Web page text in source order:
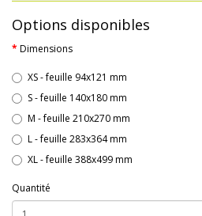
Options disponibles
Dimensions
XS - feuille 94x121 mm
S - feuille 140x180 mm
M - feuille 210x270 mm
L - feuille 283x364 mm
XL - feuille 388x499 mm
Quantité